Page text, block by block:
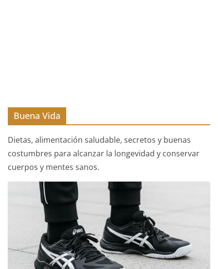
Buena Vida
Dietas, alimentación saludable, secretos y buenas
costumbres para alcanzar la longevidad y conservar
cuerpos y mentes sanos.